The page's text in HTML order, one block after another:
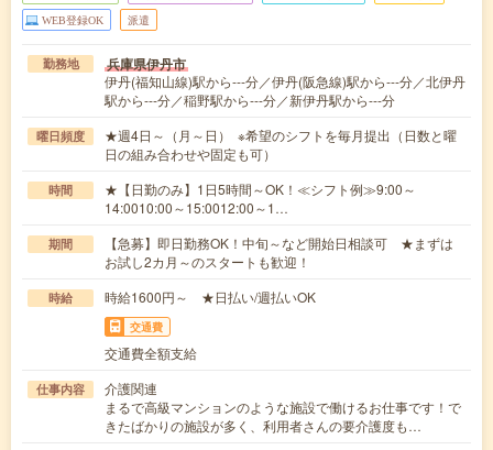
WEB登録OK 派遣
勤務地 兵庫県伊丹市
伊丹(福知山線)駅から---分／伊丹(阪急線)駅から---分／北伊丹
駅から---分／稲野駅から---分／新伊丹駅から---分
曜日頻度
★週4日～（月～日） ※希望のシフトを毎月提出（日数と曜
日の組み合わせや固定も可）
時間
★【日勤のみ】1日5時間～OK！≪シフト例≫9:00～
14:0010:00～15:0012:00～1…
期間
【急募】即日勤務OK！中旬～など開始日相談可 ★まずは
お試し2カ月～のスタートも歓迎！
時給 時給1600円～ ★日払い/週払いOK
交通費
交通費全額支給
仕事内容
介護関連
まるで高級マンションのような施設で働けるお仕事です！で
きたばかりの施設が多く、利用者さんの要介護度も…